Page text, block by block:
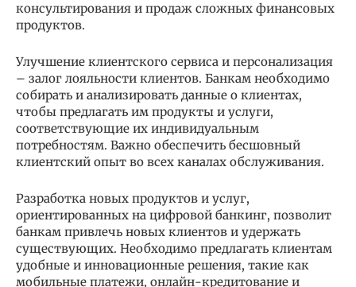
консультирования и продаж сложных финансовых
продуктов.
Улучшение клиентского сервиса и персонализация
– залог лояльности клиентов. Банкам необходимо
собирать и анализировать данные о клиентах,
чтобы предлагать им продукты и услуги,
соответствующие их индивидуальным
потребностям. Важно обеспечить бесшовный
клиентский опыт во всех каналах обслуживания.
Разработка новых продуктов и услуг,
ориентированных на цифровой банкинг, позволит
банкам привлечь новых клиентов и удержать
существующих. Необходимо предлагать клиентам
удобные и инновационные решения, такие как
мобильные платежи, онлайн-кредитование и